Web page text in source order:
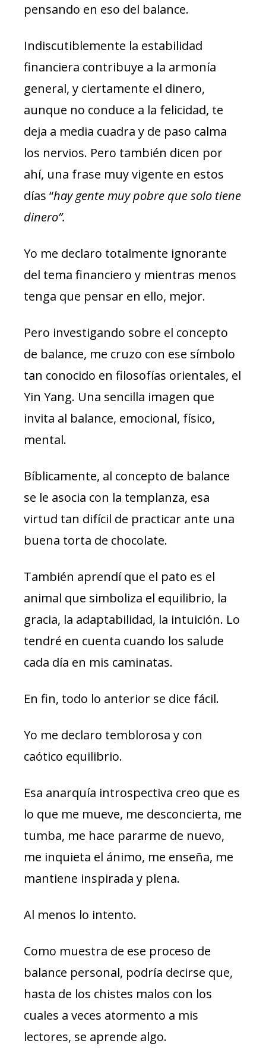
pensando en eso del balance.
Indiscutiblemente la estabilidad
financiera contribuye a la armonía
general, y ciertamente el dinero,
aunque no conduce a la felicidad, te
deja a media cuadra y de paso calma
los nervios. Pero también dicen por
ahí, una frase muy vigente en estos
días “hay gente muy pobre que solo tiene
dinero”.
Yo me declaro totalmente ignorante
del tema financiero y mientras menos
tenga que pensar en ello, mejor.
Pero investigando sobre el concepto
de balance, me cruzo con ese símbolo
tan conocido en filosofías orientales, el
Yin Yang. Una sencilla imagen que
invita al balance, emocional, físico,
mental.
Bíblicamente, al concepto de balance
se le asocia con la templanza, esa
virtud tan difícil de practicar ante una
buena torta de chocolate.
También aprendí que el pato es el
animal que simboliza el equilibrio, la
gracia, la adaptabilidad, la intuición. Lo
tendré en cuenta cuando los salude
cada día en mis caminatas.
En fin, todo lo anterior se dice fácil.
Yo me declaro temblorosa y con
caótico equilibrio.
Esa anarquía introspectiva creo que es
lo que me mueve, me desconcierta, me
tumba, me hace pararme de nuevo,
me inquieta el ánimo, me enseña, me
mantiene inspirada y plena.
Al menos lo intento.
Como muestra de ese proceso de
balance personal, podría decirse que,
hasta de los chistes malos con los
cuales a veces atormento a mis
lectores, se aprende algo.